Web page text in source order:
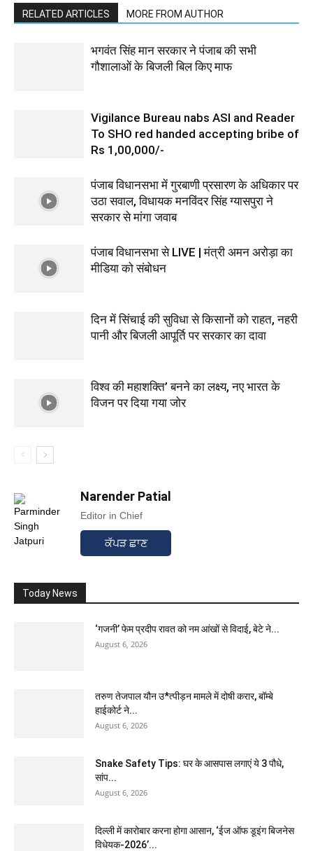
RELATED ARTICLES MORE FROM AUTHOR
भगवंत सिंह मान सरकार ने पंजाब की सभी
गौशालाओं के बिजली बिल किए माफ
Vigilance Bureau nabs ASI and Reader
To SHO red handed accepting bribe of
Rs 1,00,000/-
पंजाब विधानसभा में गुरबाणी प्रसारण के अधिकार पर
उठा सवाल, विधायक मनविंदर सिंह ग्यासपुरा ने
सरकार से मांगा जवाब
पंजाब विधानसभा से LIVE | मंत्री अमन अरोड़ा का
मीडिया को संबोधन
दिन में सिंचाई की सुविधा से किसानों को राहत, नहरी
पानी और बिजली आपूर्ति पर सरकार का दावा
विश्व की महाशक्ति’ बनने का लक्ष्य, नए भारत के
विजन पर दिया गया जोर
Narender Patial
Editor in Chief
ਕੱਪੜ ਛਾਣ
Today News
‘गजनी’ फेम प्रदीप रावत को नम आंखों से विदाई, बेटे ने...
August 6, 2026
तरुण तेजपाल यौन उ*त्पीड़न मामले में दोषी करार, बॉम्बे
हाईकोर्ट ने...
August 6, 2026
Snake Safety Tips: घर के आसपास लगाएं ये 3 पौधे,
सांप...
August 6, 2026
दिल्ली में कारोबार करना होगा आसान, ‘ईज ऑफ डूइंग बिजनेस
विधेयक-2026’...